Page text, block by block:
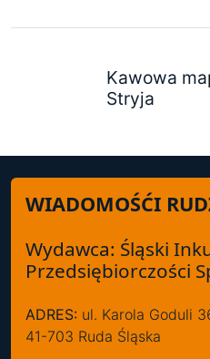
Kawowa
Stryja
WIADOMOŚĆI
Wydawca: Śląski
Przedsiębiorczości
ADRES: ul. Karola Goduli
41-703 Ruda Śląska